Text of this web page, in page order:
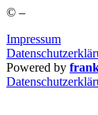
© –
Impressum
Powered by